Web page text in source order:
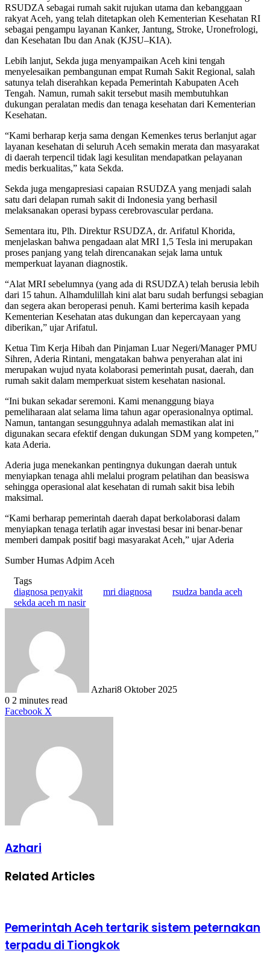
RSUDZA sebagai rumah sakit rujukan utama dan kebanggaan
rakyat Aceh, yang telah ditetapkan oleh Kementerian Kesehatan RI
sebagai pengampu layanan Kanker, Jantung, Stroke, Uronefrologi,
dan Kesehatan Ibu dan Anak (KJSU–KIA).
Lebih lanjut, Sekda juga menyampaikan Aceh kini tengah
menyelesaikan pembangunan empat Rumah Sakit Regional, salah
satunya telah diserahkan kepada Pemerintah Kabupaten Aceh
Tengah. Namun, rumah sakit tersebut masih membutuhkan
dukungan peralatan medis dan tenaga kesehatan dari Kementerian
Kesehatan.
“Kami berharap kerja sama dengan Kemenkes terus berlanjut agar
layanan kesehatan di seluruh Aceh semakin merata dan masyarakat
di daerah terpencil tidak lagi kesulitan mendapatkan pelayanan
medis berkualitas,” kata Sekda.
Sekda juga mengapresiasi capaian RSUDZA yang menjadi salah
satu dari delapan rumah sakit di Indonesia yang berhasil
melaksanakan operasi bypass cerebrovascular perdana.
Sementara itu, Plh. Direktur RSUDZA, dr. Arifatul Khorida,
menjelaskan bahwa pengadaan alat MRI 1,5 Tesla ini merupakan
proses panjang yang telah direncanakan sejak lama untuk
memperkuat layanan diagnostik.
“Alat MRI sebelumnya (yang ada di RSUDZA) telah berusia lebih
dari 15 tahun. Alhamdulillah kini alat baru sudah berfungsi sebagian
dan segera akan beroperasi penuh. Kami berterima kasih kepada
Kementerian Kesehatan atas dukungan dan kepercayaan yang
diberikan,” ujar Arifatul.
Ketua Tim Kerja Hibah dan Pinjaman Luar Negeri/Manager PMU
Sihren, Aderia Rintani, mengatakan bahwa penyerahan alat ini
merupakan wujud nyata kolaborasi pemerintah pusat, daerah, dan
rumah sakit dalam memperkuat sistem kesehatan nasional.
“Ini bukan sekadar seremoni. Kami menanggung biaya
pemeliharaan alat selama lima tahun agar operasionalnya optimal.
Namun, tantangan sesungguhnya adalah memastikan alat ini
digunakan secara efektif dengan dukungan SDM yang kompeten,”
kata Aderia.
Aderia juga menekankan pentingnya dukungan daerah untuk
menyiapkan tenaga ahli melalui program pelatihan dan beasiswa
sehingga operasional alat kesehatan di rumah sakit bisa lebih
maksimal.
“Kami berharap pemerintah daerah dapat berkolaborasi dalam
menyiapkan tenaga terlatih agar investasi besar ini benar-benar
memberi dampak positif bagi masyarakat Aceh,” ujar Aderia
Sumber Humas Adpim Aceh
Tags
diagnosa penyakit
mri diagnosa
rsudza banda aceh
sekda aceh m nasir
Azhari8 Oktober 2025
0 2 minutes read
Facebook X
Azhari
Related Articles
Pemerintah Aceh tertarik sistem peternakan
terpadu di Tiongkok